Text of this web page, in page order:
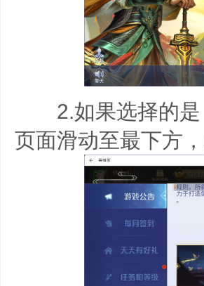
2.如果选择的是
页面滑动至最下方